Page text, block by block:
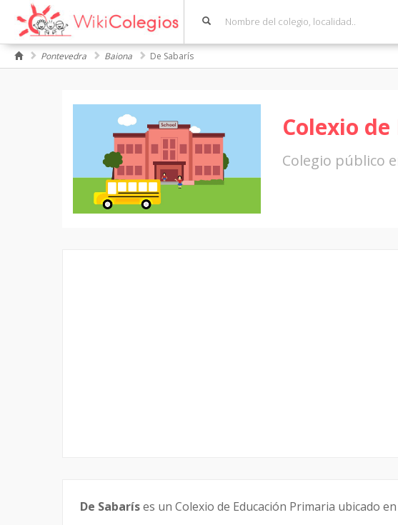
Pontevedra Baiona De Sabarís
Colexio
Colegio público
De Sabaríses un Colexio de Educación Primaria ubicado